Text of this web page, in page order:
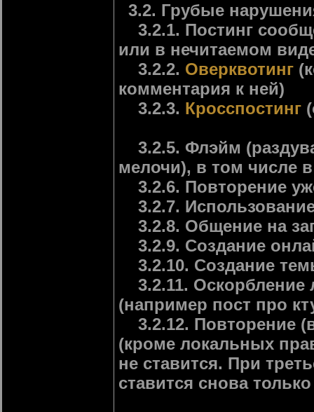
3.2. Грубые
3.2.1. Постинг
или в нечитаемом
3.2.2. Оверквотинг
комментария к ней)
3.2.3. Кросспостинг
3.2.5. Флэйм
мелочи), в том числе в
3.2.6. Повторение
3.2.7.
3.2.8. Общение на
3.2.9. Создание
3.2.10. Создание
3.2.11. Оскорбление
(например пост про
3.2.12. Повторение
(кроме локальных
не ставится. При
ставится снова